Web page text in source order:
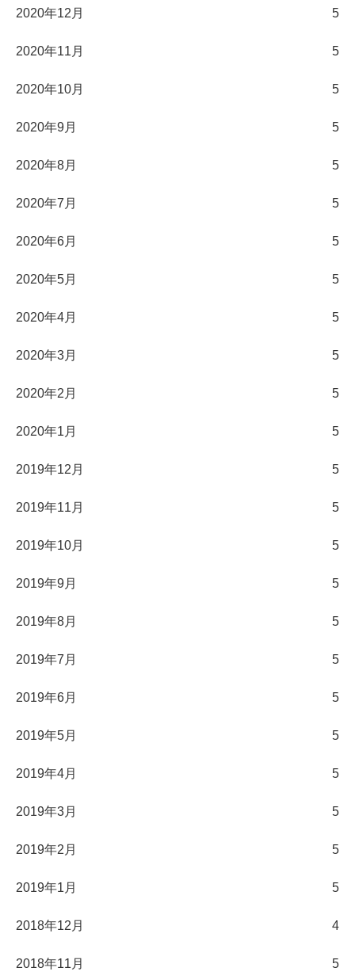
2020年12月 5
2020年11月 5
2020年10月 5
2020年9月 5
2020年8月 5
2020年7月 5
2020年6月 5
2020年5月 5
2020年4月 5
2020年3月 5
2020年2月 5
2020年1月 5
2019年12月 5
2019年11月 5
2019年10月 5
2019年9月 5
2019年8月 5
2019年7月 5
2019年6月 5
2019年5月 5
2019年4月 5
2019年3月 5
2019年2月 5
2019年1月 5
2018年12月 4
2018年11月 5